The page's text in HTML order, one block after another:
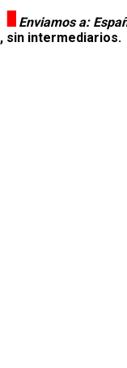
Enviamos a:
sin intermediarios.